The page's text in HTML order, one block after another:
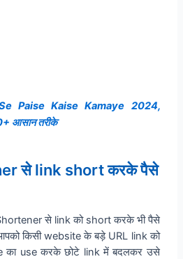
Paise Kaise Kamaye 2024,
आसान तरीके
से link short करके पैसे
से link को short करके भी पैसे
किसी website के बड़े URL link को
का use करके छोटे link में बदलकर उसे